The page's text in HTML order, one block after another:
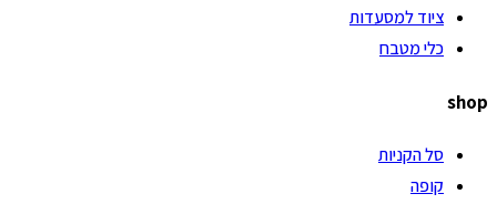
ציוד למסעדות
כלי מטבח
shop
סל הקניות
קופה